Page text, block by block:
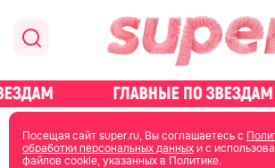
Посещая сайт super.ru, Вы соглашаетесь с
обработки персональных данныхи с
файлов cookie, указанных в Политике.
главная новости о звездах